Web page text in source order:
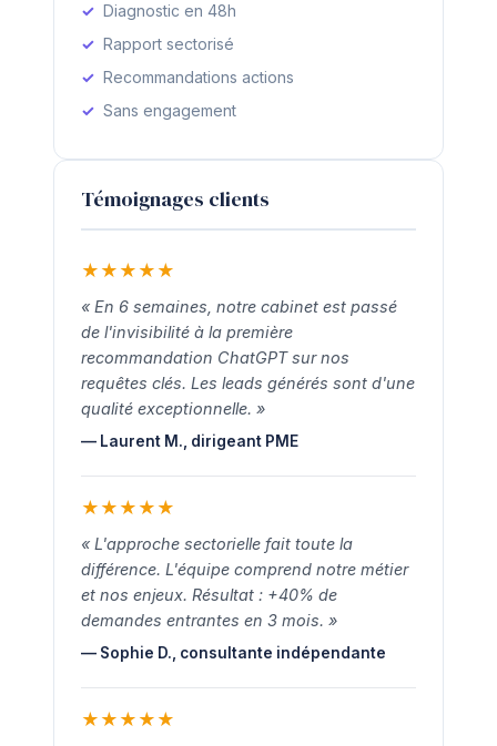
Diagnostic en 48h
Rapport sectorisé
Recommandations actions
Sans engagement
Témoignages clients
★ ★ ★ ★ ★
« En 6 semaines, notre cabinet est passé
de l'invisibilité à la première
recommandation ChatGPT sur nos
requêtes clés. Les leads générés sont d'une
qualité exceptionnelle. »
— Laurent M., dirigeant PME
★ ★ ★ ★ ★
« L'approche sectorielle fait toute la
différence. L'équipe comprend notre métier
et nos enjeux. Résultat : +40% de
demandes entrantes en 3 mois. »
— Sophie D., consultante indépendante
★ ★ ★ ★ ★